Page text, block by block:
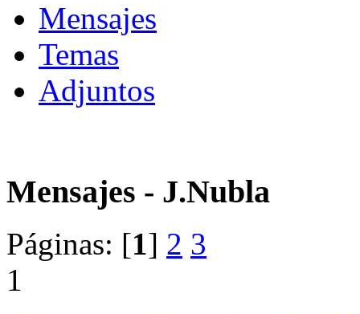
Mensajes
Temas
Adjuntos
Mensajes - J.Nubla
Páginas: [1] 2 3
1